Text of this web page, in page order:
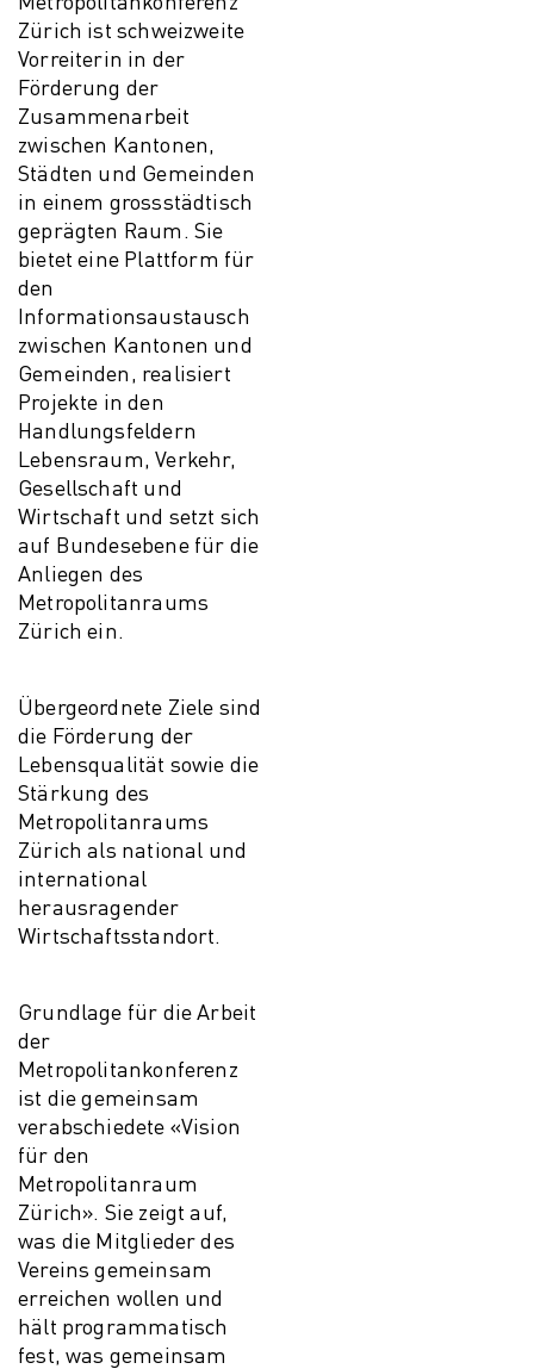
Zürich ist schweizweite
Vorreiterin in der
Förderung der
Zusammenarbeit
zwischen Kantonen,
Städten und Gemeinden
in einem grossstädtisch
geprägten Raum. Sie
bietet eine Plattform für
den
Informationsaustausch
zwischen Kantonen und
Gemeinden, realisiert
Projekte in den
Handlungsfeldern
Lebensraum, Verkehr,
Gesellschaft und
Wirtschaft und setzt sich
auf Bundesebene für die
Anliegen des
Metropolitanraums
Zürich ein.
Übergeordnete Ziele sind
die Förderung der
Lebensqualität sowie die
Stärkung des
Metropolitanraums
Zürich als national und
international
herausragender
Wirtschaftsstandort.
Grundlage für die Arbeit
der
Metropolitankonferenz
ist die gemeinsam
verabschiedete «Vision
für den
Metropolitanraum
Zürich». Sie zeigt auf,
was die Mitglieder des
Vereins gemeinsam
erreichen wollen und
hält programmatisch
fest, was gemeinsam